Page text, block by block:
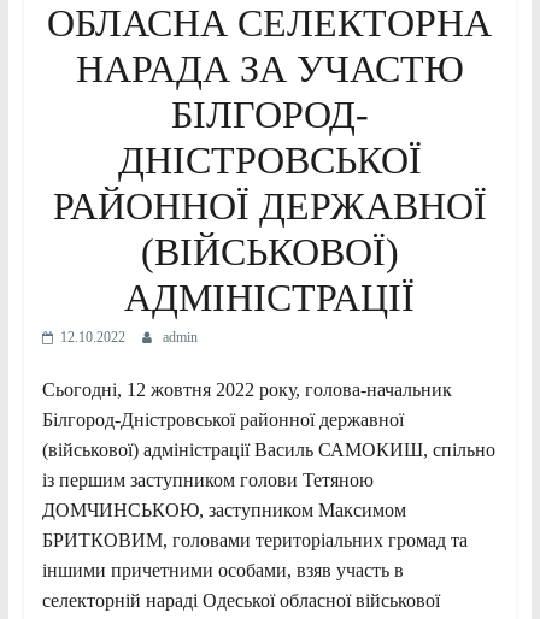
ОБЛАСНА СЕЛЕКТОРНА
НАРАДА ЗА УЧАСТЮ
БІЛГОРОД-
ДНІСТРОВСЬКОЇ
РАЙОННОЇ ДЕРЖАВНОЇ
(ВІЙСЬКОВОЇ)
АДМІНІСТРАЦІЇ
12.10.2022 admin
Сьогодні, 12 жовтня 2022 року, голова-начальник
Білгород-Дністровської районної державної
(військової) адміністрації Василь САМОКИШ, спільно
із першим заступником голови Тетяною
ДОМЧИНСЬКОЮ, заступником Максимом
БРИТКОВИМ, головами територіальних громад та
іншими причетними особами, взяв участь в
селекторній нараді Одеської обласної військової